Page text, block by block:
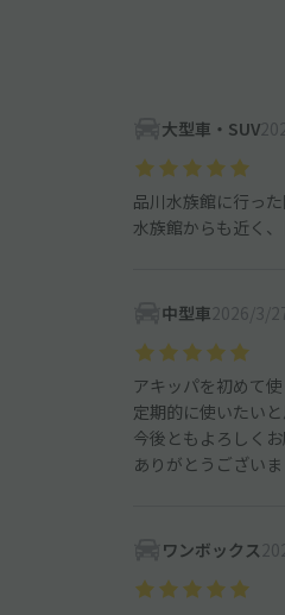
大型車・SUV
品川水族館に行っ
水族館からも近く
中型車2026/3/
アキッパを初めて
定期的に使いたいと
今後ともよろしくお
ありがとうございま
ワンボックス